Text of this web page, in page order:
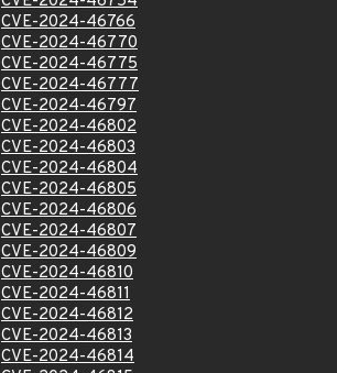
CVE-2024-46766
CVE-2024-46770
CVE-2024-46775
CVE-2024-46777
CVE-2024-46797
CVE-2024-46802
CVE-2024-46803
CVE-2024-46804
CVE-2024-46805
CVE-2024-46806
CVE-2024-46807
CVE-2024-46809
CVE-2024-46810
CVE-2024-46811
CVE-2024-46812
CVE-2024-46813
CVE-2024-46814